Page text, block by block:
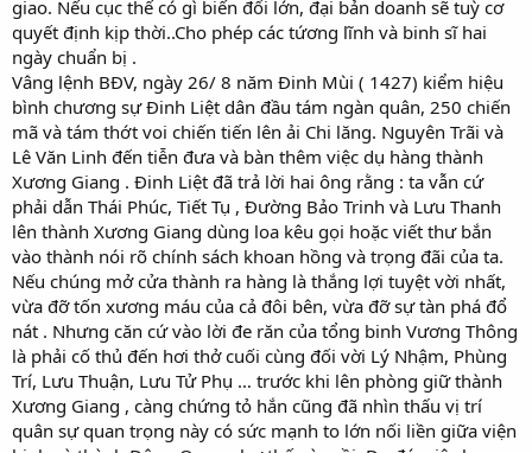
giao. Nếu cục thế có gì biến đổi lớn, đại bản doanh sẽ tuỳ cơ
quyết định kịp thời..Cho phép các tứơng lĩnh và binh sĩ hai
ngày chuẩn bị .
Vâng lệnh BĐV, ngày 26/ 8 năm Đinh Mùi ( 1427) kiểm hiệu
bình chương sự Đinh Liệt dân đầu tám ngàn quân, 250 chiến
mã và tám thớt voi chiến tiến lên ải Chi lăng. Nguyên Trãi và
Lê Văn Linh đến tiễn đưa và bàn thêm việc dụ hàng thành
Xương Giang . Đinh Liệt đã trả lời hai ông rằng : ta vẫn cứ
phải dẫn Thái Phúc, Tiết Tụ , Đường Bảo Trinh và Lưu Thanh
lên thành Xương Giang dùng loa kêu gọi hoặc viết thư bắn
vào thành nói rõ chính sách khoan hồng và trọng đãi của ta.
Nếu chúng mở cửa thành ra hàng là thắng lợi tuyệt vời nhất,
vừa đỡ tốn xương máu của cả đôi bên, vừa đỡ sự tàn phá đổ
nát . Nhưng căn cứ vào lời đe răn của tổng binh Vương Thông
là phải cố thủ đến hơi thở cuối cùng đối vời Lý Nhậm, Phùng
Trí, Lưu Thuận, Lưu Tử Phụ … trước khi lên phòng giữ thành
Xương Giang , càng chứng tỏ hắn cũng đã nhìn thấu vị trí
quân sự quan trọng này có sức mạnh to lớn nối liền giữa viện